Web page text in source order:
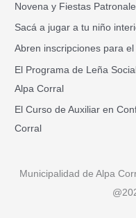
r
:
Novena y Fiestas
Sacá a jugar a tu niño
Abren inscripciones para
El Programa de Leña
Alpa Corral
El Curso de Auxiliar en
Corral
Municipalidad de Alpa